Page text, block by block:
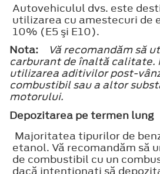
Autovehiculul dvs. este
utilizarea cu amestecuri de
10% (E5 şi E10).
Nota:
Vă recomandăm să
carburant de înaltă calitate.
utilizarea aditivilor post-
combustibil sau a altor
motorului.
Depozitarea pe termen lung
Majoritatea tipurilor de
etanol. Vă recomandăm să
de combustibil cu un
dacă intenţionaţi să